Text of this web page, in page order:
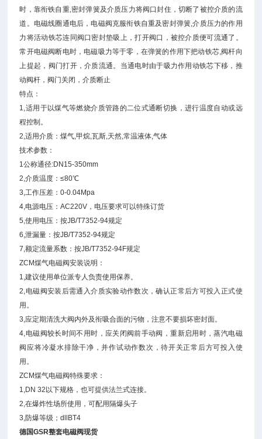
时，靠衔铁自重,密封弹簧及介质压力将阀口封住，切断了被控介质的流
道。电磁线圈通电后，电磁阀克服衔铁自重及密封弹簧,介质压力的作用
力将活动铁芯连同阀口密封垫吸上，打开阀口，被控介质便可流通了。
常开电磁阀断电时，电磁吸力等于零，在弹簧的作用下把动铁芯,阀杆向
上提起，阀门打开，介质流通。当通电时由于吸力作用动铁芯下移，推
动阀杆，阀门关闭，介质断止
特点：
1,适用于以煤气等燃烧介质管路的二位式通断切换，进行温度自动或远
程控制。
2,适用介质：煤气,甲烷,瓦斯,天然,常温液体,气体
技术参数：
1公称通径:DN15-350mm
2,介质温度：≤80℃
3,工作压差：0-0.04Mpa
4,电源电压：AC220V，电压要求可以特殊订货
5,使用电压：按JB/T7352-94规定
6,泄漏量：按JB/T7352-94规定
7,额定流量系数：按JB/T7352-94F规定
ZCM煤气电磁阀安装说明：
1,建议使用单位派专人负责使用保养。
2,电磁阀安装后需通入介质实验动作数次，确认正常后方可投入正式使
用。
3,应定期清洗大阀内外及衔吸合面的污物，注意不要损坏密封面。
4,电磁阀较长时间不用时，应关闭阀前手动阀，重新启用时，蒸汽电磁
阀应将冷凝水排除干净，并作试动作数次，待开关正常后方可投入使
用。
ZCM煤气电磁阀特殊要求：
1,DN 32以下规格，也可提供法兰式连接。
2,在爆炸性场所使用，可配用隔爆头子
3,防爆等级；dllBT4
德国GSR整套电磁阀现货